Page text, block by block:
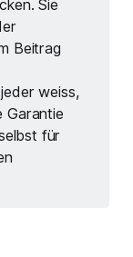
Sie
Beitrag
weiss,
Garantie
für